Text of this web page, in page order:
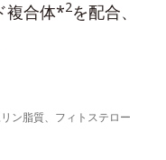
複合体*2を配合、
ン脂質、フィトステロー